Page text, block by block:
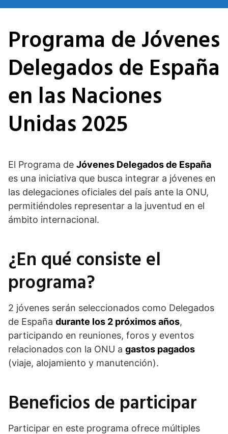
Saltar
contenido
Programa de Jóvenes
Delegados de España
en las Naciones
Unidas 2025
El Programa de Jóvenes Delegados de España
es una iniciativa que busca integrar a jóvenes en
las delegaciones oficiales del país ante la ONU,
permitiéndoles representar a la juventud en el
ámbito internacional.
¿En qué consiste el
programa?
2 jóvenes serán seleccionados como Delegados
de España durante los 2 próximos años,
participando en reuniones, foros y eventos
relacionados con la ONU a gastos pagados
(viaje, alojamiento y manutención).
Beneficios de participar
Participar en este programa ofrece múltiples